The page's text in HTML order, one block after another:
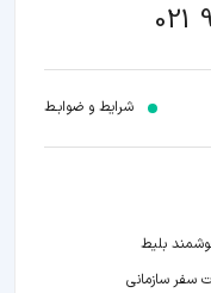
021
شرایط و ضوابـط
بلیط
سفر سازمانی